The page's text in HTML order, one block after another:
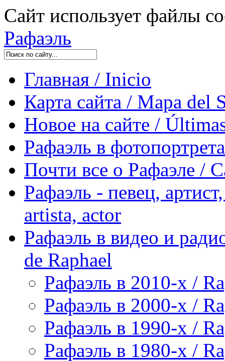
Сайт использует файлы
Рафаэль
Главная / Inicio
Карта сайта / Mapa del
Новое на сайте /
Рафаэль в
Почти все о Рафаэле /
Рафаэль - певец,
artista, actor
Рафаэль в видео и
de Raphael
Рафаэль в 2010-х /
Рафаэль в 2000-х /
Рафаэль в 1990-х /
Рафаэль в 1980-х /